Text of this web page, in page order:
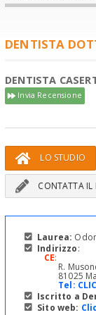
DENTISTA
DENTISTA
Invia Recensione
LO STUDIO
CONTATTA
Laurea:
Indirizzo:
CE:
R.
81025
Tel:
Iscritto a
Sito web: